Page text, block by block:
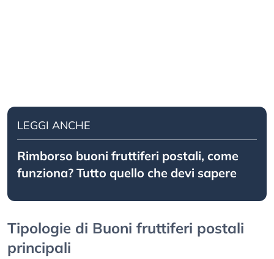
LEGGI ANCHE
Rimborso buoni fruttiferi postali, come
funziona? Tutto quello che devi sapere
Tipologie di Buoni fruttiferi postali
principali